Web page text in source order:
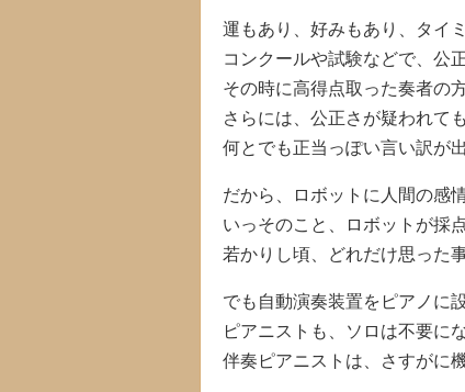
運もあり、好みもあり、タイ
コンクールや試験などで、公
その時に高得点取った奏者の
さらには、公正さが疑われて
何とでも正当っぽい言い訳が
だから、ロボットに人間の感
いっそのこと、ロボットが採
若かりし頃、どれだけ思った
でも自動演奏装置をピアノに
ピアニストも、ソロは不要に
伴奏ピアニストは、さすがに